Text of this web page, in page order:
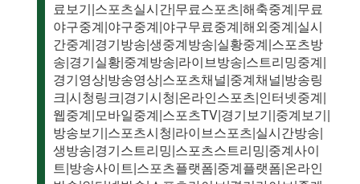
료보기|스포츠실시간|무료스포츠|해축중계|무료
야구중계|야구중계|야구무료중계|해외중계|실시
간중계|경기방송|생중계방송|실황중계|스포츠방
송|경기실황|중계방송|라이브방송|스트리밍중계|
경기영상|방송영상|스포츠채널|중계채널|방송링
크|시청링크|경기시청|온라인스포츠|인터넷중계|
웹중계|모바일중계|스포츠TV|경기보기|중계보기|
방송보기|스포츠시청|라이브스포츠|실시간방송|
생방송|경기스트리밍|스포츠스트리밍|중계사이
트|방송사이트|스포츠플랫폼|중계플랫폼|온라인